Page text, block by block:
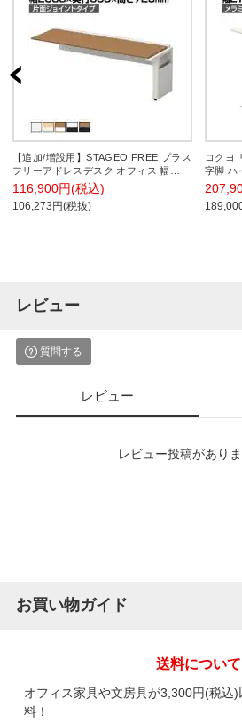
【追加/増設用】STAGEO FREE プラス
フリーアドレスデスク オフィス 幅
2000mm/ST-NK206W-J
116,900円(税込)
106,273円(税抜)
コクヨ
字脚 ハ
さ
ングテ
レビュー
質問する
レビュー
レビュー投稿がありま
お買い物ガイド
送料について
オフィス家具や文房具が3,300円(税込
料！